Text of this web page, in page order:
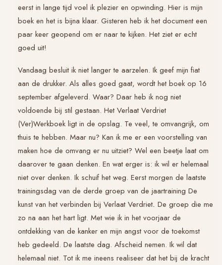
eerst in lange tijd voel ik plezier en opwinding. Hier is mijn
boek en het is bijna klaar. Gisteren heb ik het document een
paar keer geopend om er naar te kijken. Het ziet er echt
goed uit!
Vandaag besluit ik niet langer te aarzelen. Ik geef mijn fiat
aan de drukker. Als alles goed gaat, wordt het boek op 16
september afgeleverd. Waar? Daar heb ik nog niet
voldoende bij stil gestaan. HetVerlaat Verdriet
(Ver)Werkboek ligt in de opslag. Te veel, te omvangrijk, om
thuis te hebben. Maar nu? Kan ik me er een voorstelling van
maken hoe de omvang er nu uitziet? Wel een beetje laat om
daarover te gaan denken. En wat erger is: ik wil er helemaal
niet over denken. Ik schuif het weg. Eerst morgen de laatste
trainingsdag van de derde groep van de jaartraining De
kunst van het verbinden bij Verlaat Verdriet. De groep die me
zo na aan het hart ligt. Met wie ik in het voorjaar de
ontdekking van de kanker en mijn angst voor de toekomst
heb gedeeld. De laatste dag. Afscheid nemen. Ik wil dat
helemaal niet. Tot ik me ineens realiseer dat het bij de kracht